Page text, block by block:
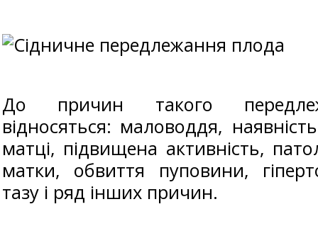
До причин такого
відносяться: маловоддя,
матці, підвищена активність,
матки, обвиття пуповини,
тазу і ряд інших причин.